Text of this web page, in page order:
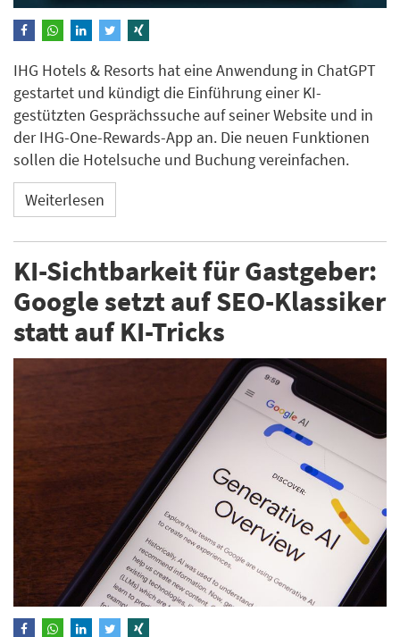
IHG Hotels & Resorts hat eine Anwendung in ChatGPT
gestartet und kündigt die Einführung einer KI-
gestützten Gesprächssuche auf seiner Website und in
der IHG-One-Rewards-App an. Die neuen Funktionen
sollen die Hotelsuche und Buchung vereinfachen.
Weiterlesen
KI-Sichtbarkeit für Gastgeber:
Google setzt auf SEO-Klassiker
statt auf KI-Tricks